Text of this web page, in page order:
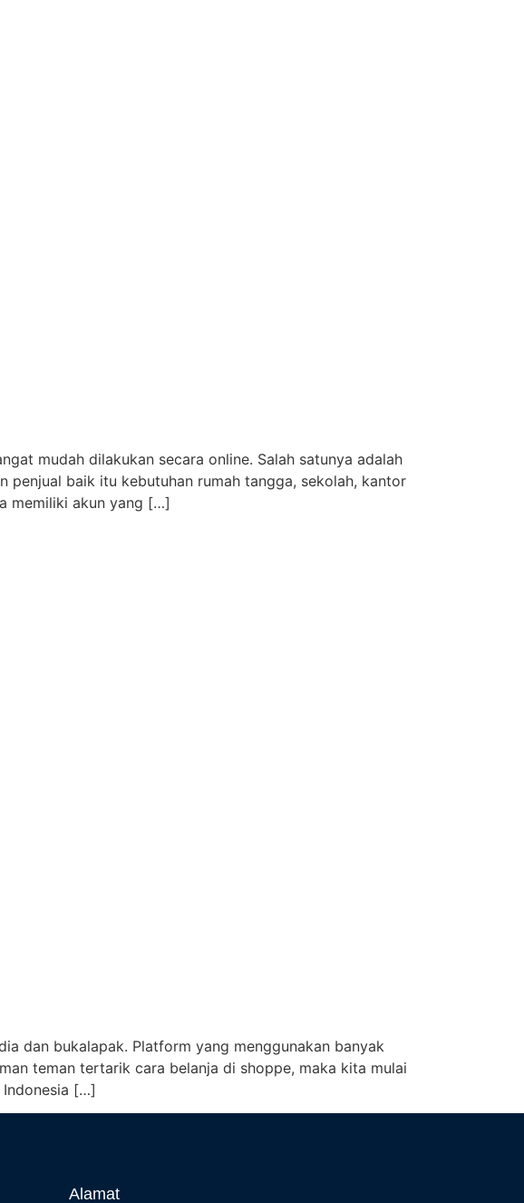
mudah dilakukan secara online. Salah satunya adalah
penjual baik itu kebutuhan rumah tangga, sekolah, kantor
memiliki akun yang […]
dan bukalapak. Platform yang menggunakan banyak
teman tertarik cara belanja di shoppe, maka kita mulai
Indonesia […]
Alamat